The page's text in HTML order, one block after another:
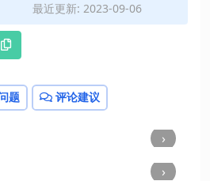
最近更新: 2023-09-06
题 评论建议
›
›